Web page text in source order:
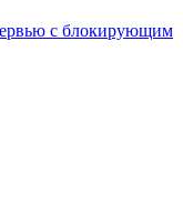
с блокирующим